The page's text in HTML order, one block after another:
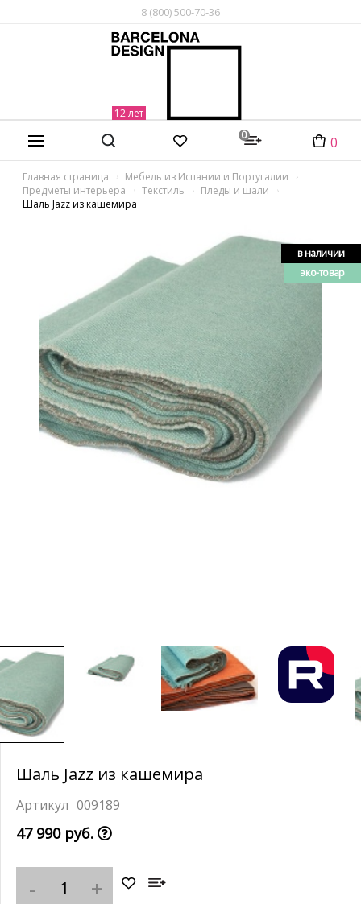
8 (800) 500-70-36
0 0
Главная страница
Мебель из Испании и Португалии
Предметы интерьера
Текстиль
Пледы и шали
Шаль Jazz из кашемира
в наличии
эко-товар
Шаль Jazz из кашемира
009189
47 990 руб.